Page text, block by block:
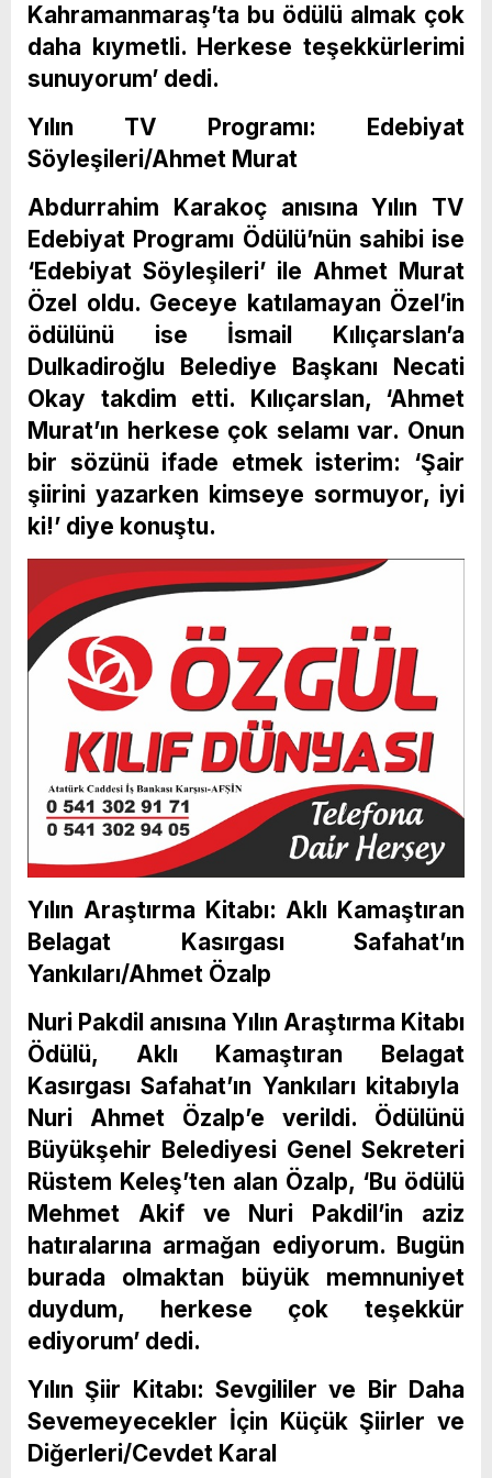
Kahramanmaraş’ta bu ödülü almak çok
daha kıymetli. Herkese teşekkürlerimi
sunuyorum’ dedi.
Yılın TV Programı: Edebiyat
Söyleşileri/Ahmet Murat
Abdurrahim Karakoç anısına Yılın TV
Edebiyat Programı Ödülü’nün sahibi ise
‘Edebiyat Söyleşileri’ ile Ahmet Murat
Özel oldu. Geceye katılamayan Özel’in
ödülünü ise İsmail Kılıçarslan’a
Dulkadiroğlu Belediye Başkanı Necati
Okay takdim etti. Kılıçarslan, ‘Ahmet
Murat’ın herkese çok selamı var. Onun
bir sözünü ifade etmek isterim: ‘Şair
şiirini yazarken kimseye sormuyor, iyi
ki!’ diye konuştu.
Yılın Araştırma Kitabı: Aklı Kamaştıran
Belagat Kasırgası Safahat’ın
Yankıları/Ahmet Özalp
Nuri Pakdil anısına Yılın Araştırma Kitabı
Ödülü, Aklı Kamaştıran Belagat
Kasırgası Safahat’ın Yankıları kitabıyla
Nuri Ahmet Özalp’e verildi. Ödülünü
Büyükşehir Belediyesi Genel Sekreteri
Rüstem Keleş’ten alan Özalp, ‘Bu ödülü
Mehmet Akif ve Nuri Pakdil’in aziz
hatıralarına armağan ediyorum. Bugün
burada olmaktan büyük memnuniyet
duydum, herkese çok teşekkür
ediyorum’ dedi.
Yılın Şiir Kitabı: Sevgililer ve Bir Daha
Sevemeyecekler İçin Küçük Şiirler ve
Diğerleri/Cevdet Karal